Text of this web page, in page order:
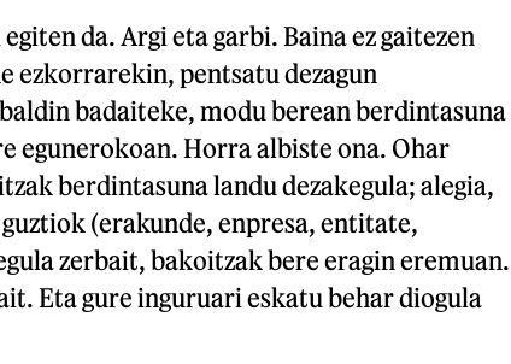
da. Argi eta garbi. Baina ez gaitezen
ezkorrarekin, pentsatu dezagun
badaiteke, modu berean berdintasuna
egunerokoan. Horra albiste ona. Ohar
berdintasuna landu dezakegula; alegia,
(erakunde, enpresa, entitate,
zerbait, bakoitzak bere eragin eremuan.
Eta gure inguruari eskatu behar diogula